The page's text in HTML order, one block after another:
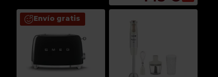
Envío gratis